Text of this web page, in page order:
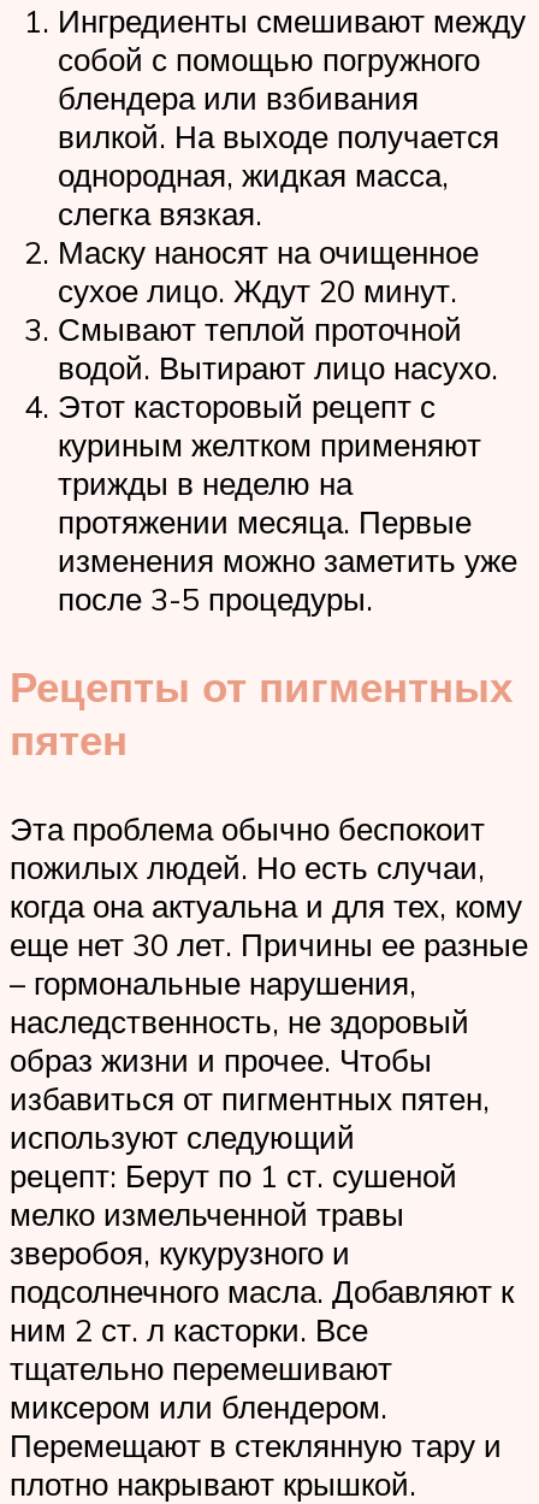
Ингредиенты смешивают между
собой с помощью погружного
блендера или взбивания
вилкой. На выходе получается
однородная, жидкая масса,
слегка вязкая.
Маску наносят на очищенное
сухое лицо. Ждут 20 минут.
Смывают теплой проточной
водой. Вытирают лицо насухо.
Этот касторовый рецепт с
куриным желтком применяют
трижды в неделю на
протяжении месяца. Первые
изменения можно заметить уже
после 3-5 процедуры.
Рецепты от пигментных
пятен
Эта проблема обычно беспокоит
пожилых людей. Но есть случаи,
когда она актуальна и для тех, кому
еще нет 30 лет. Причины ее разные
– гормональные нарушения,
наследственность, не здоровый
образ жизни и прочее. Чтобы
избавиться от пигментных пятен,
используют следующий
рецепт: Берут по 1 ст. сушеной
мелко измельченной травы
зверобоя, кукурузного и
подсолнечного масла. Добавляют к
ним 2 ст. л касторки. Все
тщательно перемешивают
миксером или блендером.
Перемещают в стеклянную тару и
плотно накрывают крышкой.